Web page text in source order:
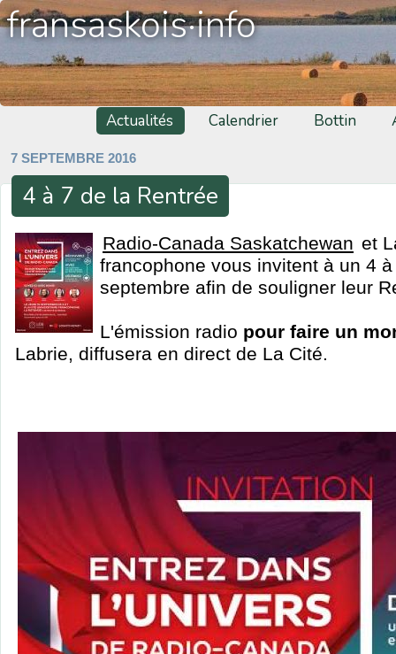
fransaskois·info
Actualités Calendrier Bottin
7 SEPTEMBRE 2016
4 à 7 de la Rentrée
Radio-Canada Saskatchewan et
francophone vous invitent à un 4
septembre afin de souligner leur
L'émission radio pour faire un
Labrie, diffusera en direct de La Cité.